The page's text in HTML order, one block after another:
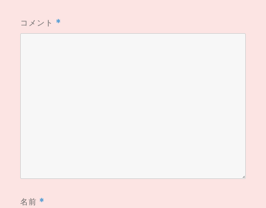
コメント *
名前 *